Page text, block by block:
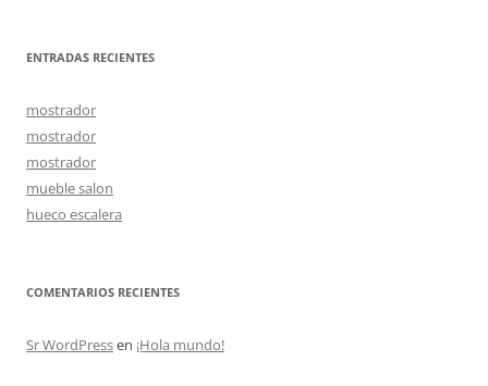
ENTRADAS RECIENTES
mostrador
mostrador
mostrador
mueble salon
hueco escalera
COMENTARIOS RECIENTES
Sr WordPressen ¡Hola mundo!